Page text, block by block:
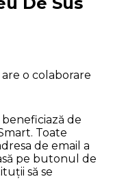
o colaborare
de
Toate
de email a
pe butonul de
să se